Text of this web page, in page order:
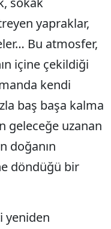
yapraklar,
Bu atmosfer,
içine çekildiği
kendi
baş başa kalma
geleceğe uzanan
doğanın
döndüğü bir
yeniden